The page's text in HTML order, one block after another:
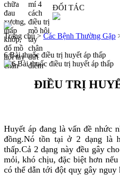
ĐỐI TÁC
Trang chủ >Các Bệnh Thường Gặp
6 Bài thuốc điều trị huyết áp thấp
ĐIỀU TRỊ
Huyết áp đang là vấn đề nhức
đồng.Nó tồn tại ở 2 dạng là
thấp.Cả 2 dạng này đều gây
mỏi, khó chịu, đặc biệt hơn
có thể dẫn tới đột quỵ gây nguy